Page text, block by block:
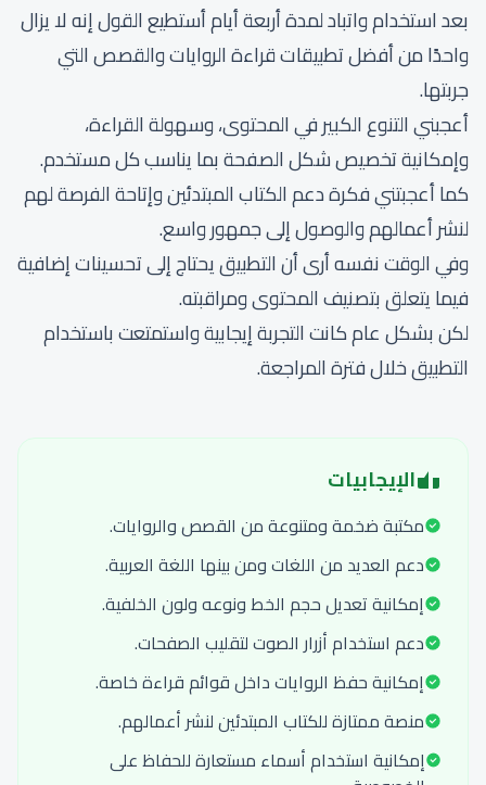
بعد استخدام واتباد لمدة أربعة أيام أستطيع القول إنه لا يزال
واحدًا من أفضل تطبيقات قراءة الروايات والقصص التي
جربتها.
أعجبني التنوع الكبير في المحتوى، وسهولة القراءة،
وإمكانية تخصيص شكل الصفحة بما يناسب كل مستخدم.
كما أعجبتني فكرة دعم الكتاب المبتدئين وإتاحة الفرصة لهم
لنشر أعمالهم والوصول إلى جمهور واسع.
وفي الوقت نفسه أرى أن التطبيق يحتاج إلى تحسينات إضافية
فيما يتعلق بتصنيف المحتوى ومراقبته.
لكن بشكل عام كانت التجربة إيجابية واستمتعت باستخدام
التطبيق خلال فترة المراجعة.
الإيجابيات
مكتبة ضخمة ومتنوعة من القصص والروايات.
دعم العديد من اللغات ومن بينها اللغة العربية.
إمكانية تعديل حجم الخط ونوعه ولون الخلفية.
دعم استخدام أزرار الصوت لتقليب الصفحات.
إمكانية حفظ الروايات داخل قوائم قراءة خاصة.
منصة ممتازة للكتاب المبتدئين لنشر أعمالهم.
إمكانية استخدام أسماء مستعارة للحفاظ على